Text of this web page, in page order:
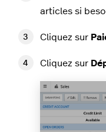
articles si
Cliquez sur
Cliquez sur